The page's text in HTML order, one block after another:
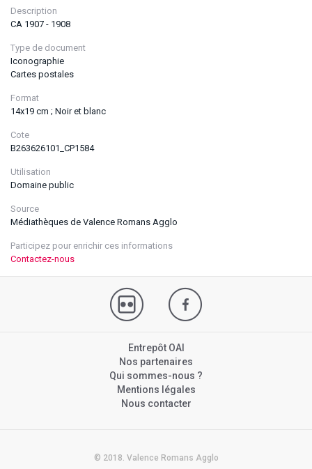
Description
CA 1907 - 1908
Type de document
Iconographie
Cartes postales
Format
14x19 cm ; Noir et blanc
Cote
B263626101_CP1584
Utilisation
Domaine public
Source
Médiathèques de Valence Romans Agglo
Participez pour enrichir ces informations
Contactez-nous
Entrepôt OAI
Nos partenaires
Qui sommes-nous ?
Mentions légales
Nous contacter
© 2018. Valence Romans Agglo